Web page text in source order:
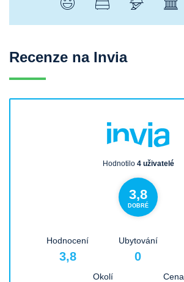
Recenze na Invia
Hodnotilo 4 uživatelé
3,8
DOBRÉ
Hodnocení
3,8
Ubytování
0
Okolí Cena